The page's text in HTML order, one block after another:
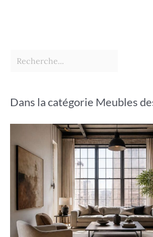
Dans la catégorie Meubles